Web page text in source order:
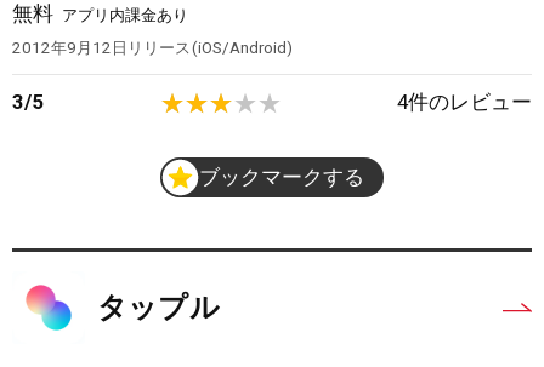
無料 アプリ内課金あり
2012年9月12日 リリース iOS/Android
3/5 4件のレビュー
ブックマークする
タップル